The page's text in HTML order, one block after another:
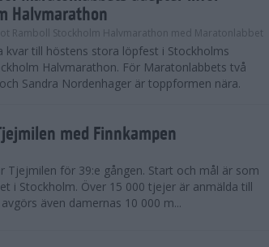
Halvmarathon
Ramboll Stockholm Halvmarathon med Maratonlabbet
kvar till höstens stora löpfest i Stockholms
Halvmarathon. För Maratonlabbets två
Sandra Nordenhager är toppformen nära.
med Finnkampen
Tjejmilen för 39:e gången. Start och mål är som
i Stockholm. Över 15 000 tjejer är anmälda till
även damernas 10 000 m...